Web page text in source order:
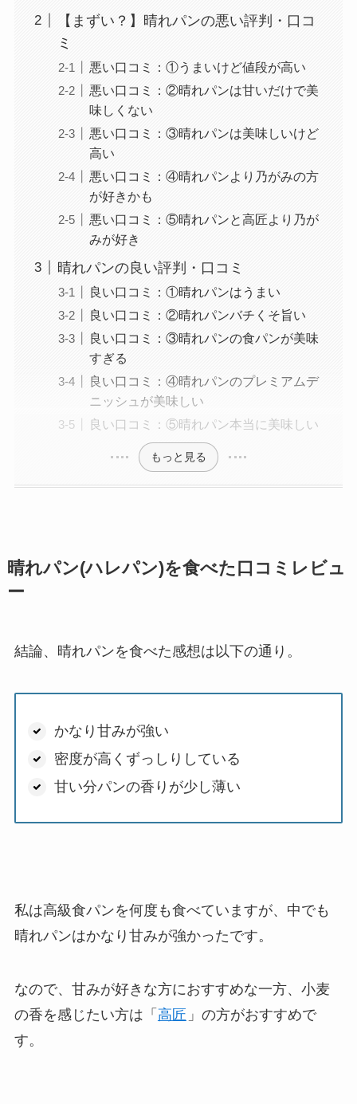
【まずい？】晴れパンの悪い評判・口コ
ミ
悪い口コミ：①うまいけど値段が高い
悪い口コミ：②晴れパンは甘いだけで美
味しくない
悪い口コミ：③晴れパンは美味しいけど
高い
悪い口コミ：④晴れパンより乃がみの方
が好きかも
悪い口コミ：⑤晴れパンと高匠より乃が
みが好き
晴れパンの良い評判・口コミ
良い口コミ：①晴れパンはうまい
良い口コミ：②晴れパンバチくそ旨い
良い口コミ：③晴れパンの食パンが美味
すぎる
良い口コミ：④晴れパンのプレミアムデ
ニッシュが美味しい
良い口コミ：⑤晴れパン本当に美味しい
もっと見る
晴れパン(ハレパン)を食べた口コミレビュ
ー
結論、晴れパンを食べた感想は以下の通り。
かなり甘みが強い
密度が高くずっしりしている
甘い分パンの香りが少し薄い
私は高級食パンを何度も食べていますが、中でも
晴れパンはかなり甘みが強かったです。
なので、甘みが好きな方におすすめな一方、小麦
の香を感じたい方は「 高匠 」の方がおすすめで
す。